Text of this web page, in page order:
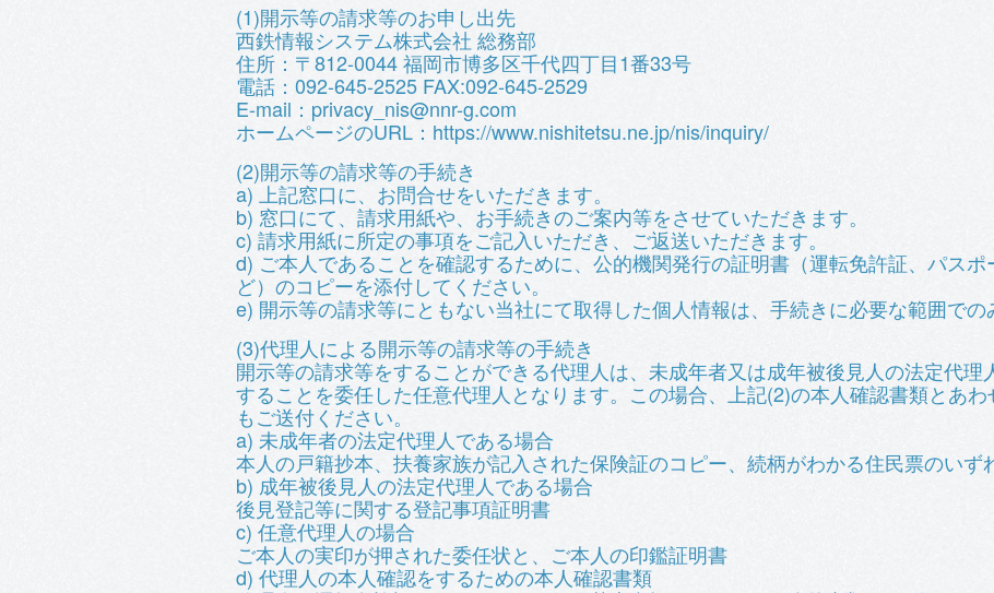
(1)開示等の請求等のお申し出先
西鉄情報システム株式会社 総務部
住所：〒812-0044 福岡市博多区千代四丁目1番33号
電話：092-645-2525 FAX:092-645-2529
E-mail：privacy_nis@nnr-g.com
ホームページのURL：https://www.nishitetsu.ne.jp/nis/inquiry/
(2)開示等の請求等の手続き
a) 上記窓口に、お問合せをいただきます。
b) 窓口にて、請求用紙や、お手続きのご案内等をさせていただきます。
c) 請求用紙に所定の事項をご記入いただき、ご返送いただきます。
d) ご本人であることを確認するために、公的機関発行の証明書（運転免許証、パス
ど）のコピーを添付してください。
e) 開示等の請求等にともない当社にて取得した個人情報は、手続きに必要な範囲での
(3)代理人による開示等の請求等の手続き
開示等の請求等をすることができる代理人は、未成年者又は成年被後見人の法定代理
することを委任した任意代理人となります。この場合、上記(2)の本人確認書類とあ
もご送付ください。
a) 未成年者の法定代理人である場合
本人の戸籍抄本、扶養家族が記入された保険証のコピー、続柄がわかる住民票のいず
b) 成年被後見人の法定代理人である場合
後見登記等に関する登記事項証明書
c) 任意代理人の場合
ご本人の実印が押された委任状と、ご本人の印鑑証明書
d) 代理人の本人確認をするための本人確認書類